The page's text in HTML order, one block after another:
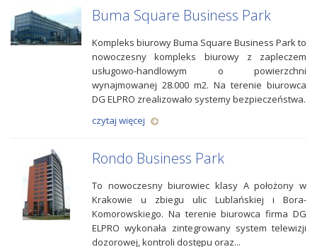
Buma Square Business Park
Kompleks biurowy Buma Square Business Park to
nowoczesny kompleks biurowy z zapleczem
usługowo-handlowym o powierzchni
wynajmowanej 28.000 m2. Na terenie biurowca
DG ELPRO zrealizowało systemy bezpieczeństwa.
czytaj więcej
Rondo Business Park
To nowoczesny biurowiec klasy A położony w
Krakowie u zbiegu ulic Lublańskiej i Bora-
Komorowskiego. Na terenie biurowca firma DG
ELPRO wykonała zintegrowany system telewizji
dozorowej, kontroli dostępu oraz...